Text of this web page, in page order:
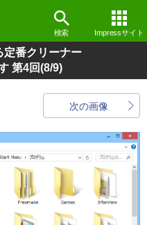
検索 Impressサイト
定番クリーナー
第4回(8/9)
次の画像